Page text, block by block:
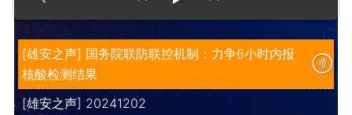
[雄安之声] 国务院联防联控机制：力争6小时内报
核酸检测结果
[雄安之声] 20241202